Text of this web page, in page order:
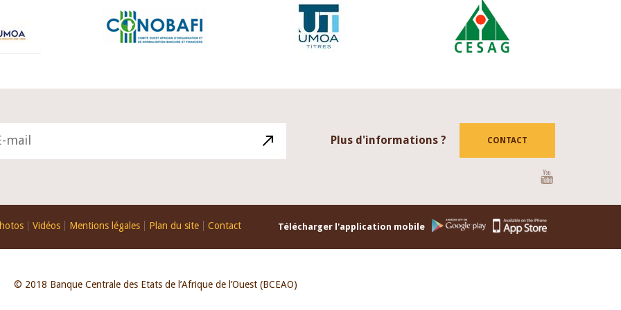
Plus d'informations ? CONTACT
Vidéos Mentions légales Plan du site Contact Télécharger l'application mobile
© 2018 Banque Centrale des Etats de l’Afrique de l’Ouest (BCEAO)